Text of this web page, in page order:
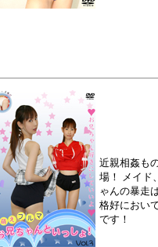
近親相姦も
場！ メイド
ゃんの暴走
格好におい
です！